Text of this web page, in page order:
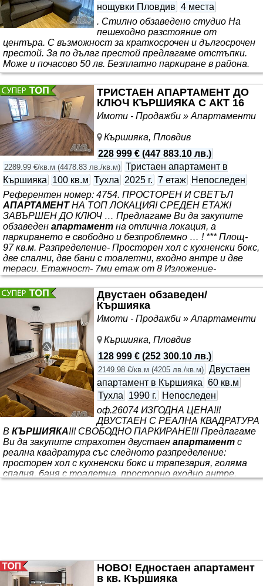
нощувки Пловдив 4 места
. Стилно обзаведено студио На
пешеходно разстояние от
центъра. С възможност за краткосрочен и дългосрочен
престой. За по дълаг престой предлагаме отстъпки.
Може и почасово 50 лв. Безплатно паркиране в района.
ТРИСТАЕН АПАРТАМЕНТ ДО
КЛЮЧ КЪРШИЯКА С АКТ 16
Имоти - Продажби » Апартаменти
Кършияка, Пловдив
228 999 € (447 883.10 лв.)
2289.99 €/кв.м (4478.83 лв./кв.м) Тристаен апартамент в
Кършияка
100 кв.м Тухла 2025 г. 7 етаж
Непоследен
Референтен номер: 4754. ПРОСТОРЕН И СВЕТЪЛ
АПАРТАМЕНТНА ТОП ЛОКАЦИЯ! СРЕДЕН ЕТАЖ!
ЗАВЪРШЕН ДО КЛЮЧ … Предлагаме Ви да закупите
обзаведен апартамент на отлична локация, а
паркирането е свободно и безпроблемно … ! *** Площ-
97 кв.м. Разпределение- Просторен хол с кухненски бокс,
две спални, две бани с тоалетни, входно антре и две
тераси. Етажност- 7ми етаж от 8 Изложение-
североизток, юг Вид строителство- тухла 2025г.
Жилището се продава завършено до ключ с направени
бани, настилки, шпакловано и боядисано, готово за
обзавеждане по ваш собствен вкус. Локацията предлага
всичко
Двустаен обзаведен/
Кършияка
Имоти - Продажби » Апартаменти
Кършияка, Пловдив
128 999 € (252 300.10 лв.)
2149.98 €/кв.м (4205 лв./кв.м) Двустаен
апартамент в Кършияка 60 кв.м
Тухла
1990 г.
Непоследен
оф.26074 ИЗГОДНА ЦЕНА!!!
ДВУСТАЕН С РЕАЛНА КВАДРАТУРА
В КЪРШИЯКА!!! СВОБОДНО ПАРКИРАНЕ!!! Предлагаме
Ви да закупите страхотен двустаен апартамент с
реална квадратура със следното разпределение:
просторен хол с кухненски бокс и трапезария, голяма
спалня, баня с тоалетна, просторно входно антре,
НОВО! Едностаен апартамент
в кв. Кършияка